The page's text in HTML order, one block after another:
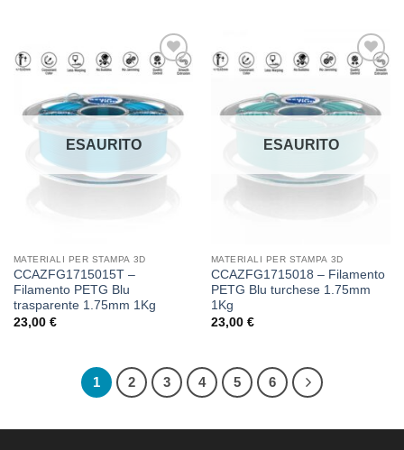
Aggiungi
dei
desideri
ESAURITO
MATERIALI PER STAMPA 3D
CCAZFG1715015T –
Filamento PETG Blu
trasparente 1.75mm 1Kg
23,00 €
Aggiungi
dei
desideri
ESAURITO
MATERIALI PER STAMPA 3D
CCAZFG1715018 – Filamento
PETG Blu turchese 1.75mm
1Kg
23,00 €
1 2 3 4 5 6